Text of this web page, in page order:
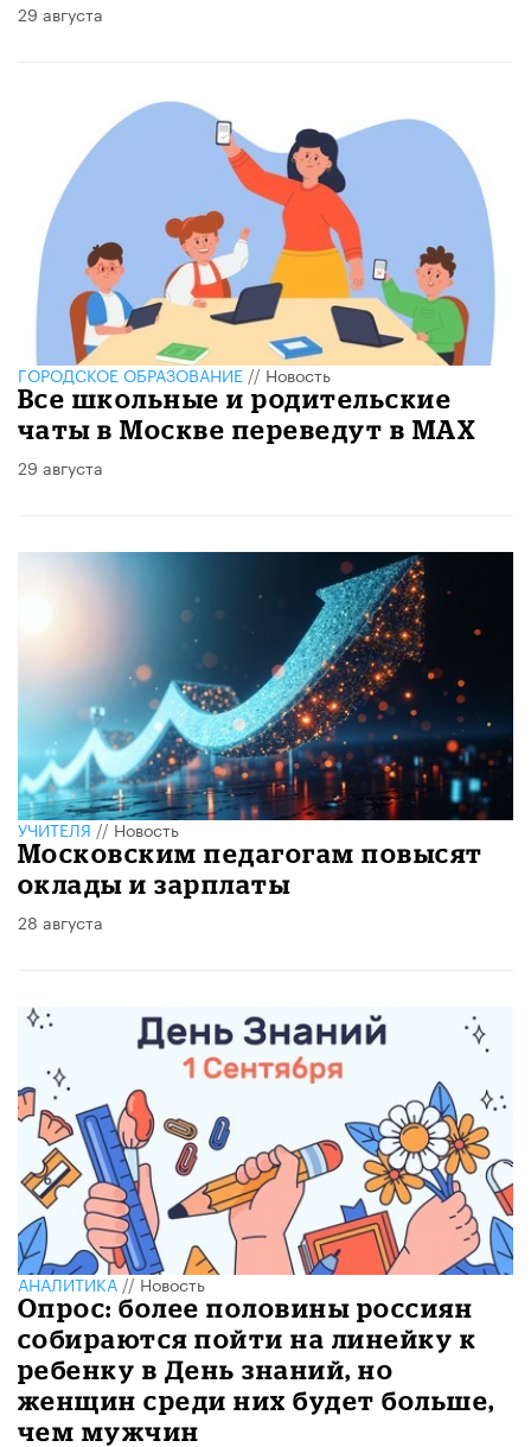
29 августа
ГОРОДСКОЕ ОБРАЗОВАНИЕ//Новость
Все школьные и родительские
чаты в Москве переведут в MAX
29 августа
УЧИТЕЛЯ//Новость
Московским педагогам повысят
оклады и зарплаты
28 августа
АНАЛИТИКА//Новость
Опрос: более половины россиян
собираются пойти на линейку к
ребенку в День знаний, но
женщин среди них будет больше,
чем мужчин